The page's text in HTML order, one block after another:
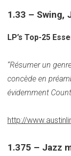
1.33 – Swing,
LP’s Top-25
“Résumer un
concède en
évidemment
http://
1.375 – Jazz